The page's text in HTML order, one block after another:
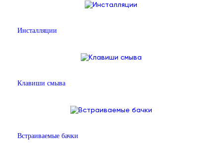
Инсталляции
Клавиши смыва
Встраиваемые бачки